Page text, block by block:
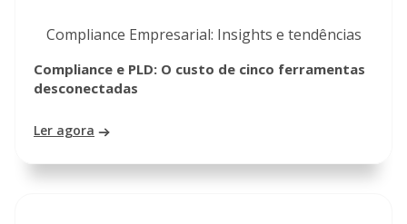
Compliance Empresarial: Insights e tendências
Compliance e PLD: O custo de cinco ferramentas
desconectadas
Ler agora